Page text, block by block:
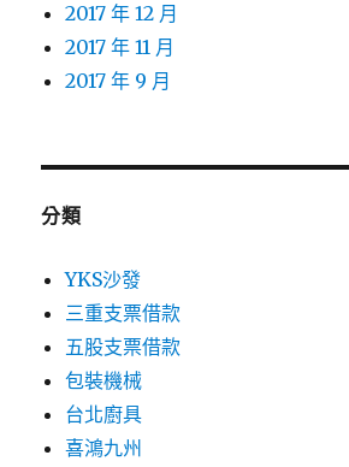
2017 年 12 月
2017 年 11 月
2017 年 9 月
分類
YKS沙發
三重支票借款
五股支票借款
包裝機械
台北廚具
喜鴻九州